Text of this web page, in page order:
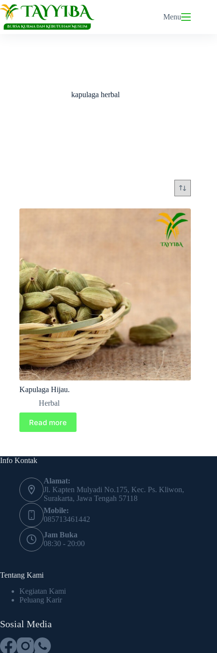
Skip
to
content
Menu
kapulaga herbal
Kapulaga Hijau.
Herbal
Read more
Info Kontak
Alamat:
Jl. Kapten Mulyadi No.175, Kec. Ps. Kliwon,
Surakarta, Jawa Tengah 57118
Mobile:
085713461442
Jam Buka
08:30 - 20:00
Tentang Kami
Kegiatan Kami
Peluang Karir
Sosial Media